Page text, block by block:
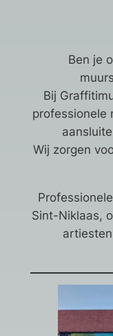
Ben je
Bij
professionele
Wij zorgen
Sint-Niklaas,